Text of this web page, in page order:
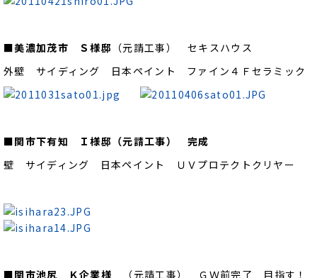
■美濃加茂市 Ｓ様邸 （元請工事） セキスハウス
外壁 サイディング 日本ペイント ファイン４Ｆセラミック
■関市下有知 Ｉ様邸（元請工事） 完成
壁 サイディング 日本ペイント ＵＶプロテクトクリヤー
■関市池尻 Ｋ企業様 （元請工事） ＧＷ前完了 目指す！